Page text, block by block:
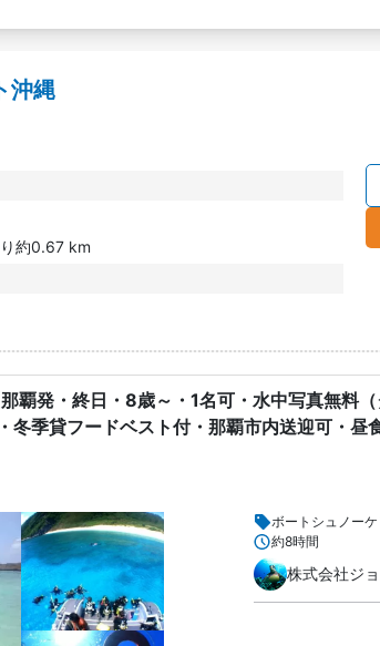
沖縄
約0.67 km
覇発・終日・8歳～・1名可・水中写真無料
季貸フードベスト付・那覇市内送迎可・昼
ボートシュノー
約8時間
株式会社ジ